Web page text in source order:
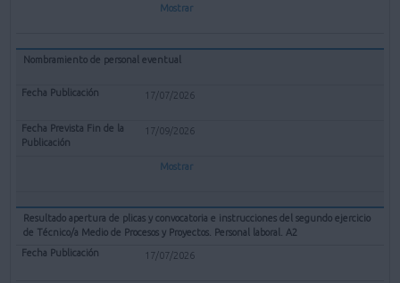
Mostrar
Nombramiento de personal eventual
17/07/2026
17/09/2026
Mostrar
Resultado apertura de plicas y convocatoria e instrucciones del segundo ejercicio
de Técnico/a Medio de Procesos y Proyectos. Personal laboral. A2
17/07/2026